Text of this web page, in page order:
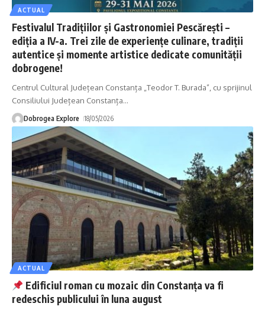
ACTUAL
Festivalul Tradițiilor și Gastronomiei Pescărești –
ediția a IV-a. Trei zile de experiențe culinare, tradiții
autentice și momente artistice dedicate comunității
dobrogene!
Centrul Cultural Județean Constanța „Teodor T. Burada”, cu sprijinul
Consiliului Județean Constanța…
Dobrogea Explore 18/05/2026
ACTUAL
Edificiul roman cu mozaic din Constanța va fi
redeschis publicului în luna august